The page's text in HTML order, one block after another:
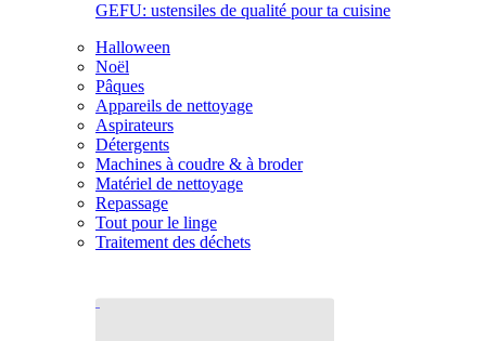
GEFU: ustensiles de qualité pour ta cuisine
Halloween
Noël
Pâques
Appareils de nettoyage
Aspirateurs
Détergents
Machines à coudre & à broder
Matériel de nettoyage
Repassage
Tout pour le linge
Traitement des déchets